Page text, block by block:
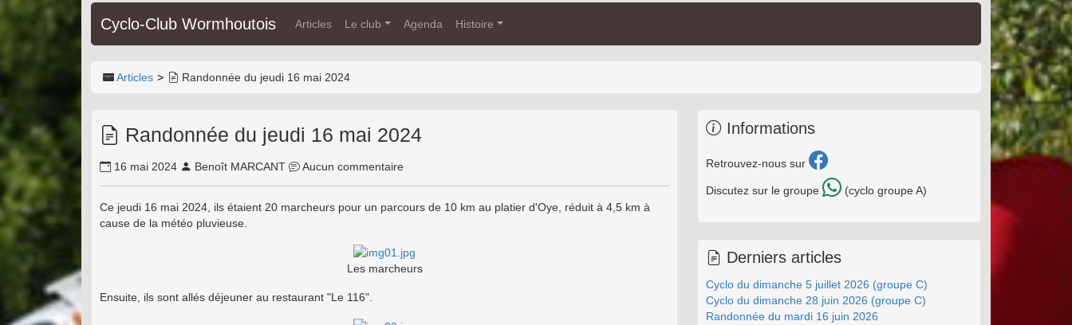
Cyclo-Club Wormhoutois Articles Le club Agenda Histoire
Articles Randonnée du jeudi 16 mai 2024
Randonnée du jeudi 16 mai 2024
16 mai 2024 Benoît MARCANT Aucun commentaire
Ce jeudi 16 mai 2024, ils étaient 20 marcheurs pour un parcours de 10 km au platier d'Oye, réduit à 4,5 km à
cause de la météo pluvieuse.
Les marcheurs
Ensuite, ils sont allés déjeuner au restaurant "Le 116".
Informations
Retrouvez-nous sur
Discutez sur le groupe (cyclo groupe A)
Derniers articles
Cyclo du dimanche 5 juillet 2026 (groupe C)
Cyclo du dimanche 28 juin 2026 (groupe C)
Randonnée du mardi 16 juin 2026